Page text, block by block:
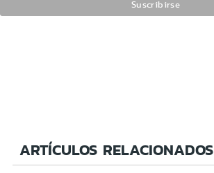
ARTÍCULOS RELACIONADOS